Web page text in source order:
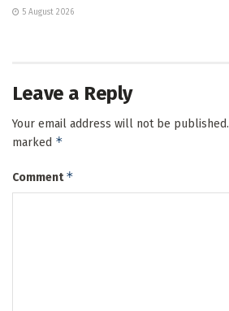
5 August 2026
Leave a Reply
Your email address will not be published.
marked *
Comment*